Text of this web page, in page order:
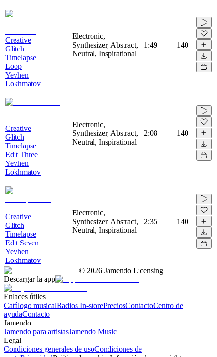
Creative
Glitch
Timelapse
Loop
Yevhen
Lokhmatov
Electronic,
Synthesizer, Abstract,
Neutral, Inspirational
1:49 140
Creative
Glitch
Timelapse
Edit Three
Yevhen
Lokhmatov
Electronic,
Synthesizer, Abstract,
Neutral, Inspirational
2:08 140
Creative
Glitch
Timelapse
Edit Seven
Yevhen
Lokhmatov
Electronic,
Synthesizer, Abstract,
Neutral, Inspirational
2:35 140
© 2026 Jamendo Licensing
Descargar la app
Enlaces útiles
Catálogo musicalRadios In-storePreciosContactoCentro de
ayudaContacto
Jamendo
Jamendo para artistasJamendo Music
Legal
Condiciones generales de usoCondiciones de